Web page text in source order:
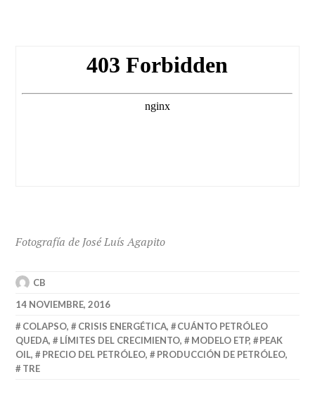
Fotografía de José Luís Agapito
CB
14 NOVIEMBRE, 2016
COLAPSO, CRISIS ENERGÉTICA,
CUÁNTO PETRÓLEO
QUEDA, LÍMITES DEL CRECIMIENTO, MODELO ETP,
PEAK
OIL, PRECIO DEL PETRÓLEO, PRODUCCIÓN DE PETRÓLEO,
TRE